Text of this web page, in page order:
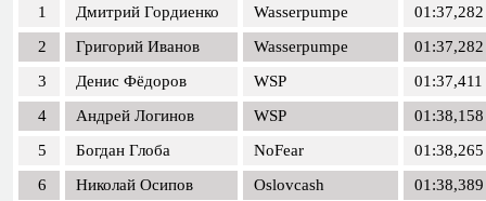
1 Дмитрий Гордиенко Wasserpumpe
01:37,282
2
Григорий Иванов Wasserpumpe
01:37,282
3
Денис Фёдоров WSP
01:37,411
4
Андрей Логинов WSP
01:38,158
5
Богдан Глоба NoFear
01:38,265
6
Николай Осипов Oslovcash
01:38,389